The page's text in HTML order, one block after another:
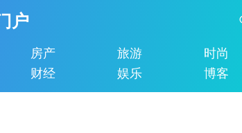
户
房产 旅游
时尚
财经 娱乐 博客